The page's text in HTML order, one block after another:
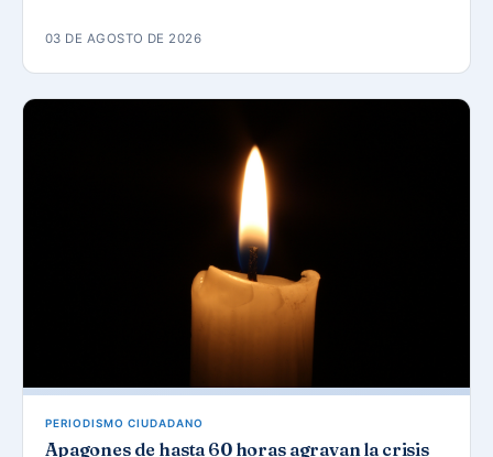
03 DE AGOSTO DE 2026
PERIODISMO CIUDADANO
Apagones de hasta 60 horas agravan la crisis